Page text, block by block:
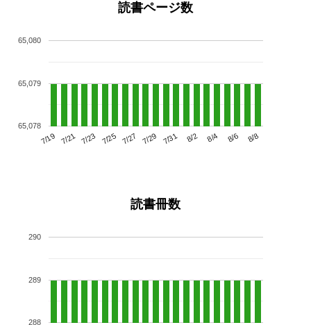
読書ページ数
7/19 7/21 7/23 7/25 7/27 7/29 7/31 8/2 8/4 8/6 8/8
65,078
65,079
65,080
読書冊数
288
289
290